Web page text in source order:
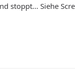
stoppt... Siehe